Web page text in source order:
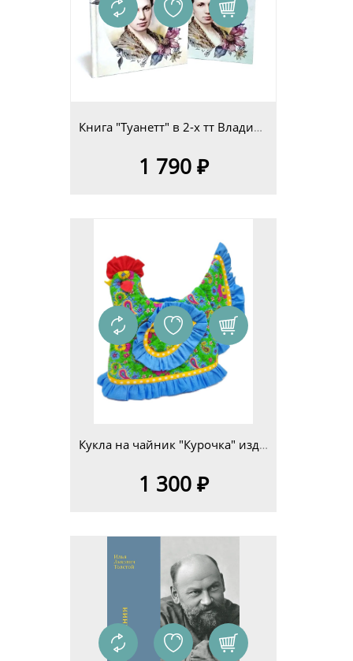
Книга "Туанетт" в 2-х тт Владимир Сериков
1 790 ₽
Кукла на чайник "Курочка" изд.4
1 300 ₽